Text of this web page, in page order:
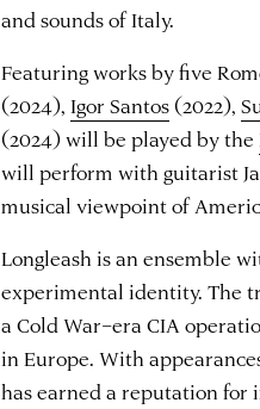
and sounds of Italy.
Featuring works by five
(2024),Igor Santos (2022),
(2024) will be played by the
will perform with guitarist
musical viewpoint of
Longleash is an ensemble
experimental identity. The
a Cold War–era CIA
in Europe. With
has earned a reputation for